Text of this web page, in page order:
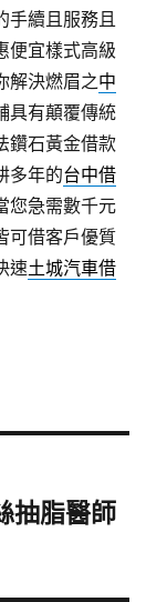
手續且服務且
便宜樣式高級
解決燃眉之中
具有顛覆傳統
鑽石黃金借款
多年的台中借
您急需數千元
可借客戶優質
速土城汽車借
抽脂醫師